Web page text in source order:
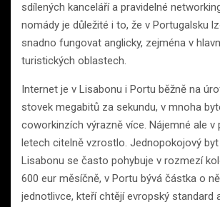
sdílených kanceláří a pravidelné
nomády je důležité i to, že v Portugalsku
snadno fungovat anglicky, zejména v
turistických oblastech.
Internet je v Lisabonu i Portu běžně na
stovek megabitů za sekundu, v mnoha
coworkinzích výrazně více. Nájemné ale v
letech citelně vzrostlo. Jednopokojový
Lisabonu se často pohybuje v rozmezí
600 eur měsíčně, v Portu bývá částka o
jednotlivce, kteří chtějí evropský standard